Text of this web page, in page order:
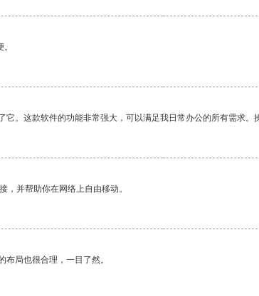
。这款软件的功能非常强大，可以满足我日常办公的所有需求。
，并帮助你在网络上自由移动。
局也很合理，一目了然。